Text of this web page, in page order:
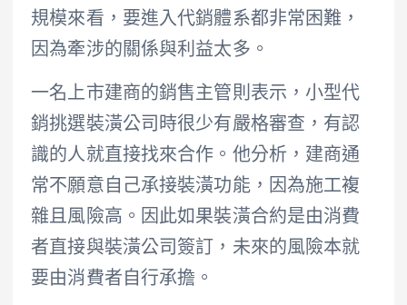
規模來看，要進入代銷體系都非常困難，
因為牽涉的關係與利益太多。
一名上市建商的銷售主管則表示，小型代
銷挑選裝潢公司時很少有嚴格審查，有認
識的人就直接找來合作。他分析，建商通
常不願意自己承接裝潢功能，因為施工複
雜且風險高。因此如果裝潢合約是由消費
者直接與裝潢公司簽訂，未來的風險本就
要由消費者自行承擔。